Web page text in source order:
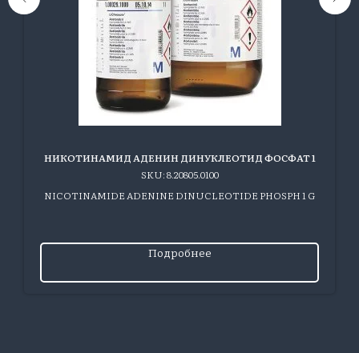
НИКОТИНАМИД АДЕНИН ДИНУКЛЕОТИД ФОСФАТ 1
SKU:8.20805.0100
NICOTINAMIDE ADENINE DINUCLEOTIDE PHOSPH 1 G
Подробнее